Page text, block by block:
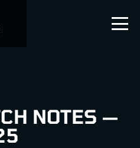
NOTES —